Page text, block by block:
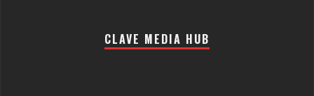
CLAVE MEDIA HUB